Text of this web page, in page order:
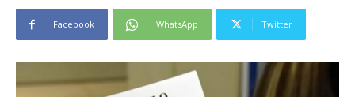
Facebook WhatsApp Twitter